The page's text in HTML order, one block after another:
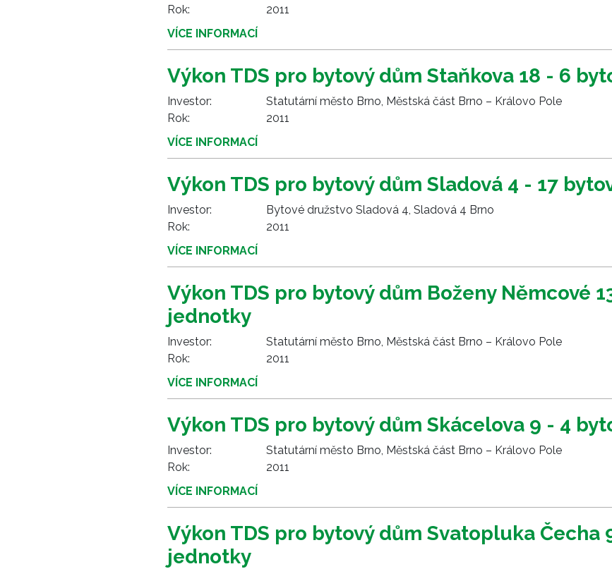
Rok:
2011
VÍCE INFORMACÍ
Výkon TDS pro bytový dům Staňkova 18 - 6
Investor:
Statutární město Brno, Městská část Brno – Královo Pole
Rok:
2011
VÍCE INFORMACÍ
Výkon TDS pro bytový dům Sladová 4 - 17
Investor:
Bytové družstvo Sladová 4, Sladová 4 Brno
Rok:
2011
VÍCE INFORMACÍ
Výkon TDS pro bytový dům Boženy Němcové
jednotky
Investor:
Statutární město Brno, Městská část Brno – Královo Pole
Rok:
2011
VÍCE INFORMACÍ
Výkon TDS pro bytový dům Skácelova 9 - 4
Investor:
Statutární město Brno, Městská část Brno – Královo Pole
Rok:
2011
VÍCE INFORMACÍ
Výkon TDS pro bytový dům Svatopluka Čecha
jednotky